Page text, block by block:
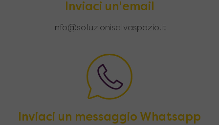
Inviaci un'email
info@soluzionisalvaspazio.it
Inviaci un messaggio Whatsapp